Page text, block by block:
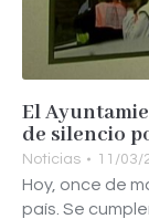
El
de silencio
Noticias 11/03/
Hoy, once de
país. Se